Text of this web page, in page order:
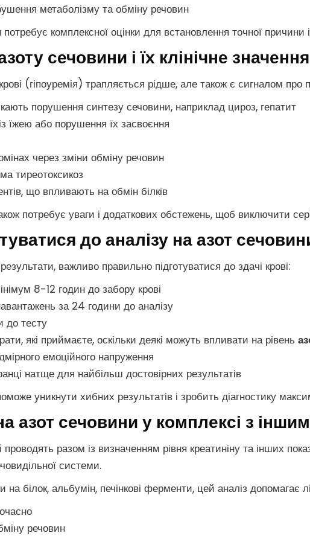
метаболізму та обміну речовин
потребує комплексної оцінки для встановлення точної причини
сечовини і їх клінічне значення
(гіпоуремія) трапляється рідше, але також є сигналом про
порушення синтезу сечовини, наприклад цироз, гепатит
їжею або порушення їх засвоєння
через зміни обміну речовин
тиреотоксикоз
що впливають на обмін білків
потребує уваги і додаткових обстежень, щоб виключити
до аналізу на азот
важливо правильно підготуватися до здачі крові:
8-12 годин до забору крові
за 24 години до аналізу
до тесту
які приймаєте, оскільки деякі можуть впливати на рівень
емоційного напруження
натще для найбільш достовірних результатів
уникнути хибних результатів і зробить діагностику
азот сечовини у комплексі з
разом із визначенням рівня креатиніну та інших
системи.
на білок, альбумін, печінкові ферменти, цей аналіз допомагає
речовин